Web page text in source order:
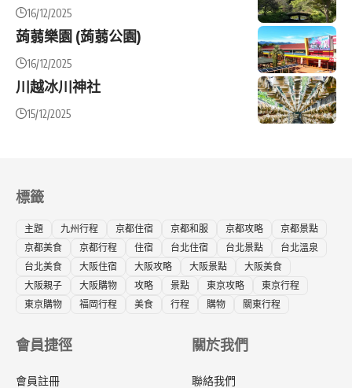
16/12/2025
蒟蒻樂園 (蒟蒻公園)
16/12/2025
川越冰川神社
15/12/2025
標籤
主題 九州行程 京都住宿 京都和服 京都攻略
京都景點
京都美食
京都行程 住宿 台北住宿 台北景點
台北溫泉
台北美食
大阪住宿 大阪攻略 大阪景點
大阪美食
大阪親子
大阪購物 攻略 景點 東京攻略
東京行程
東京購物
福岡行程 美食 行程 購物 關東行程
會員捷徑
會員註冊
關於我們
聯絡我們